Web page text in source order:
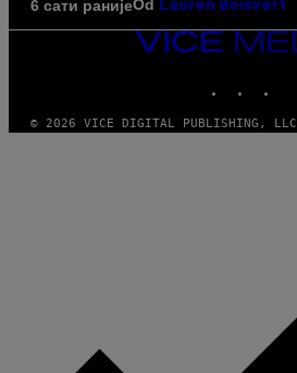
6 сати ранијеOd Lauren Boisvert
VICE
© 2026 VICE DIGITAL PUBLISHING, LLC